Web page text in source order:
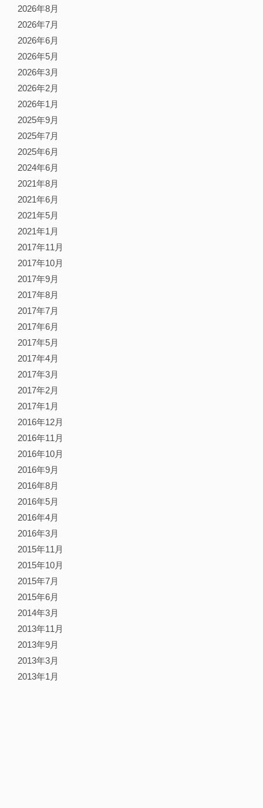
2026年8月
2026年7月
2026年6月
2026年5月
2026年3月
2026年2月
2026年1月
2025年9月
2025年7月
2025年6月
2024年6月
2021年8月
2021年6月
2021年5月
2021年1月
2017年11月
2017年10月
2017年9月
2017年8月
2017年7月
2017年6月
2017年5月
2017年4月
2017年3月
2017年2月
2017年1月
2016年12月
2016年11月
2016年10月
2016年9月
2016年8月
2016年5月
2016年4月
2016年3月
2015年11月
2015年10月
2015年7月
2015年6月
2014年3月
2013年11月
2013年9月
2013年3月
2013年1月